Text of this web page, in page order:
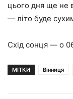
цього дня ще не
— літо буде
Схід сонця — о
МІТКИ Вінниця